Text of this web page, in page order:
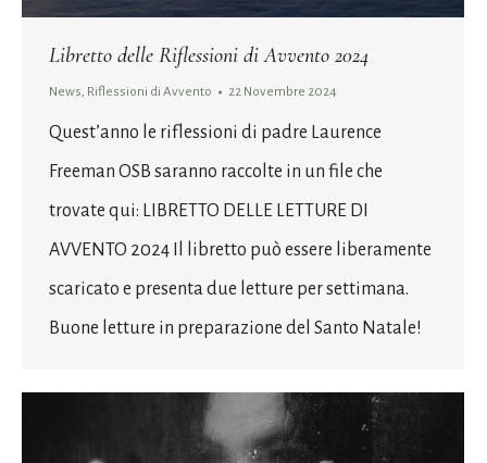
Libretto delle Riflessioni di Avvento 2024
News, Riflessioni di Avvento 22 Novembre 2024
Quest’anno le riflessioni di padre Laurence
Freeman OSB saranno raccolte in un file che
trovate qui: LIBRETTO DELLE LETTURE DI
AVVENTO 2024 Il libretto può essere liberamente
scaricato e presenta due letture per settimana.
Buone letture in preparazione del Santo Natale!